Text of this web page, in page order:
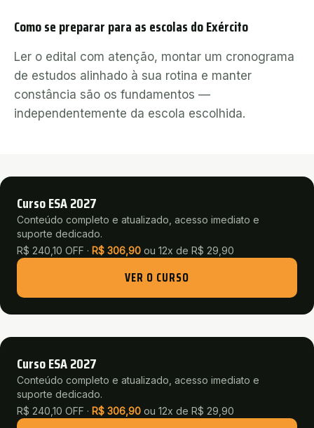
Como se preparar para as escolas do Exército
Ler o edital com atenção, montar um cronograma
de estudos alinhado à sua rotina e manter
constância são os fundamentos —
independentemente da escola escolhida.
Curso ESA 2027
Conteúdo completo e atualizado, acesso imediato e
suporte dedicado.
R$ 240,10 OFF · R$ 306,90 ou 12x de R$ 29,90
VER O CURSO
Curso ESA 2027
Conteúdo completo e atualizado, acesso imediato e
suporte dedicado.
R$ 240,10 OFF · R$ 306,90 ou 12x de R$ 29,90